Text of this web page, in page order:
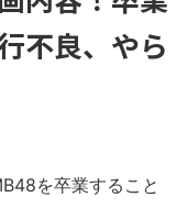
不良、やら
を卒業すること